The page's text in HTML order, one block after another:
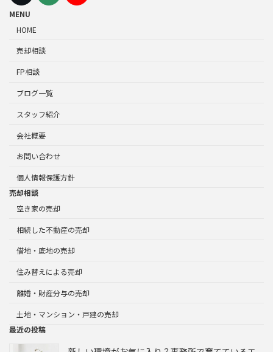
MENU
HOME
売却相談
FP相談
ブログ一覧
スタッフ紹介
会社概要
お問い合わせ
個人情報保護方針
売却相談
空き家の売却
相続した不動産の売却
借地・底地の売却
住み替えによる売却
離婚・財産分与の売却
土地・マンション・戸建の売却
最近の投稿